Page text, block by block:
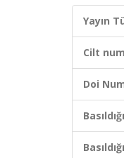
Yayın
Cilt
Doi